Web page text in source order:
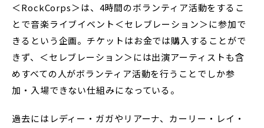
＜RockCorps＞は、4時間のボランティア活動をするこ
とで音楽ライブイベント＜セレブレーション＞に参加で
きるという企画。チケットはお金では購入することがで
きず、＜セレブレーション＞には出演アーティストも含
めすべての人がボランティア活動を行うことでしか参
加・入場できない仕組みになっている。
過去にはレディー・ガガやリアーナ、カーリー・レイ・